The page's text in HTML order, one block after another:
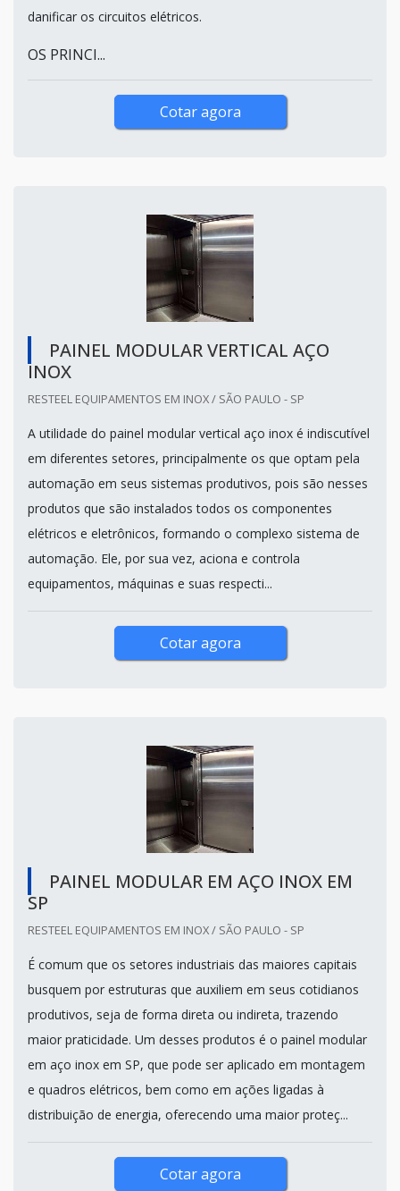
danificar os circuitos elétricos.
OS PRINCI...
Cotar agora
PAINEL MODULAR VERTICAL AÇO
INOX
RESTEEL EQUIPAMENTOS EM INOX / SÃO PAULO - SP
A utilidade do painel modular vertical aço inox é indiscutível
em diferentes setores, principalmente os que optam pela
automação em seus sistemas produtivos, pois são nesses
produtos que são instalados todos os componentes
elétricos e eletrônicos, formando o complexo sistema de
automação. Ele, por sua vez, aciona e controla
equipamentos, máquinas e suas respecti...
Cotar agora
PAINEL MODULAR EM AÇO INOX EM
SP
RESTEEL EQUIPAMENTOS EM INOX / SÃO PAULO - SP
É comum que os setores industriais das maiores capitais
busquem por estruturas que auxiliem em seus cotidianos
produtivos, seja de forma direta ou indireta, trazendo
maior praticidade. Um desses produtos é o painel modular
em aço inox em SP, que pode ser aplicado em montagem
e quadros elétricos, bem como em ações ligadas à
distribuição de energia, oferecendo uma maior proteç...
Cotar agora